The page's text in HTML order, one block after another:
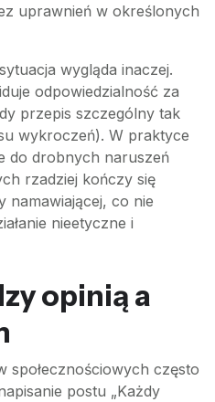
uprawnień w określonych
wygląda inaczej.
odpowiedzialność za
przepis szczególny tak
wykroczeń). W praktyce
do drobnych naruszeń
rzadziej kończy się
namawiającej, co nie
nieetyczne i
opinią a
społecznościowych często
postu „Każdy